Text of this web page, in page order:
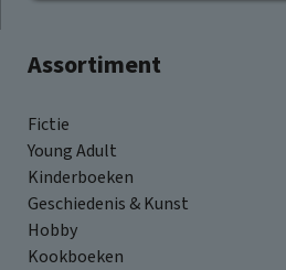
Assortiment
Fictie
Young Adult
Kinderboeken
Geschiedenis & Kunst
Hobby
Kookboeken